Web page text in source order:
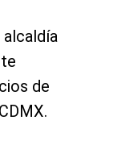
alcaldía
de